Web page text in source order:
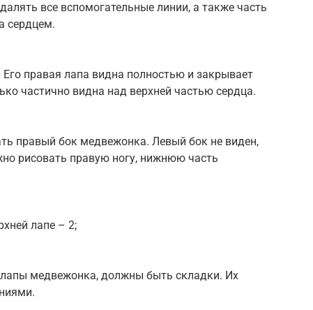
все вспомогательные линии, а также часть
сердцем.
правая лапа видна полностью и закрывает
частично видна над верхней частью сердца.
правый бок медвежонка. Левый бок не виден,
рисовать правую ногу, нижнюю часть
лапе – 2;
лапы медвежонка, должны быть складки. Их